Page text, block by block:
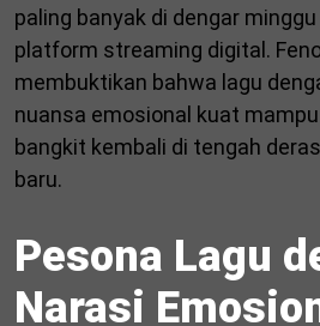
paling banyak di dengar
platform streaming digital.
membuktikan bahwa lagu
nuansa emosional kuat
bangkit kembali di tengah
baru.
Pesona Lagu
Narasi